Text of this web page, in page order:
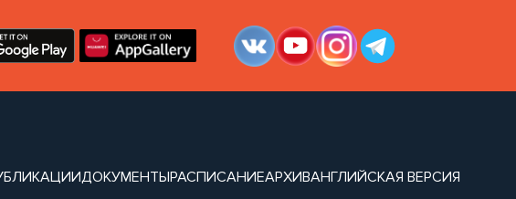
ДОКУМЕНТЫРАСПИСАНИЕАРХИВАНГЛИЙСКАЯ ВЕРСИЯ